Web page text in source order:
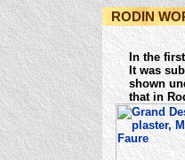
RODIN
In the
It was
shown
that in